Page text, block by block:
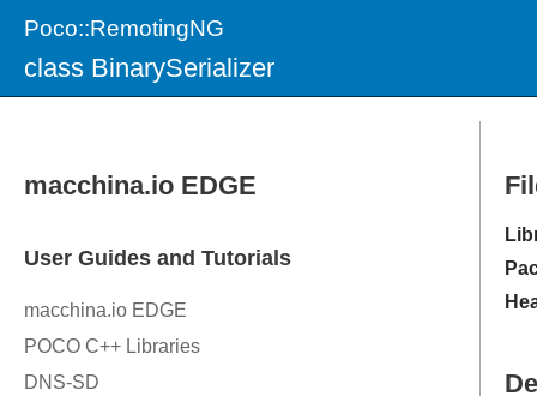
Poco::RemotingNG
class BinarySerializer